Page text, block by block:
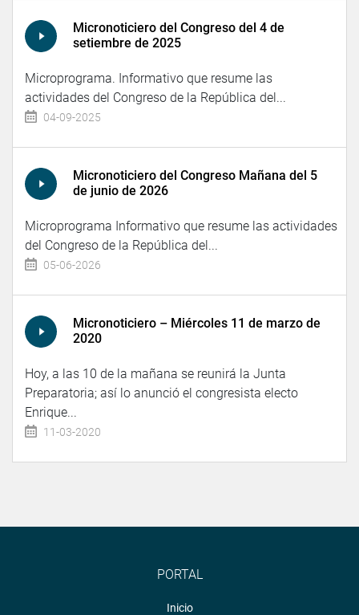
Micronoticiero del Congreso del 4 de
setiembre de 2025
Microprograma. Informativo que resume las
actividades del Congreso de la República del...
04-09-2025
Micronoticiero del Congreso Mañana del 5
de junio de 2026
Microprograma Informativo que resume las actividades
del Congreso de la República del...
05-06-2026
Micronoticiero – Miércoles 11 de marzo de
2020
Hoy, a las 10 de la mañana se reunirá la Junta
Preparatoria; así lo anunció el congresista electo
Enrique...
11-03-2020
PORTAL
Inicio